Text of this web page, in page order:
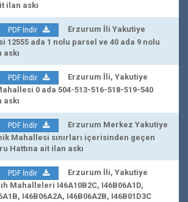
ilan askı
PDF İndir
Erzurum İli Yakutiye
12555 ada 1 nolu parsel ve 40 ada 9 nolu
PDF İndir
Erzurum İli, Yakutiye
0 ada 504-513-516-518-519-540
PDF İndir
Erzurum Merkez Yakutiye
Mahallesi sınırları içerisinden geçen
Hattına ait ilan askı
PDF İndir
Erzurum İli, Yakutiye
Mahalleleri I46A10B2C, I46B06A1D,
I46B06A2A, I46B06A2B, I46B01D3C